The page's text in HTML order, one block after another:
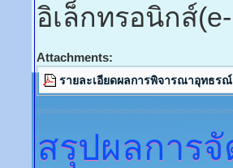
อิเล็กทรอนิกส์
Attachments:
รายละเอียดผลการพิจารณาอุทธร
สรุปผลการ